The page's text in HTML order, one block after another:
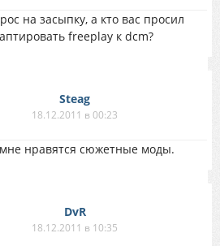
на засыпку, а кто вас просил
freeplay к dcm?
Steag
18.12.2011 в 00:23
нравятся сюжетные моды.
DvR
18.12.2011 в 10:35